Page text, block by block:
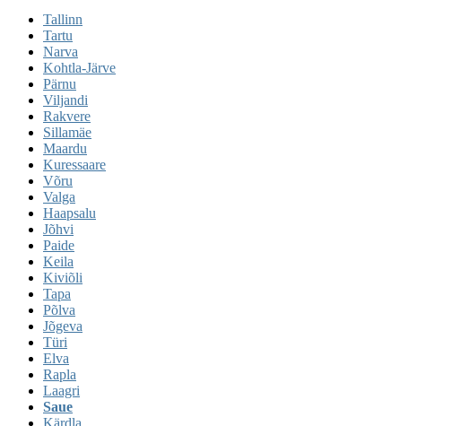
Tallinn
Tartu
Narva
Kohtla-Järve
Pärnu
Viljandi
Rakvere
Sillamäe
Maardu
Kuressaare
Võru
Valga
Haapsalu
Jõhvi
Paide
Keila
Kiviõli
Tapa
Põlva
Jõgeva
Türi
Elva
Rapla
Laagri
Saue
Kärdla